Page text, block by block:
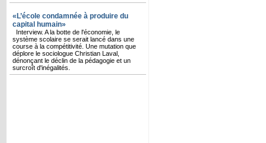
«L’école condamnée à produire du
capital humain»
Interview. A la botte de l'économie, le
système scolaire se serait lancé dans une
course à la compétitivité. Une mutation que
déplore le sociologue Christian Laval,
dénonçant le déclin de la pédagogie et un
surcroît d'inégalités.